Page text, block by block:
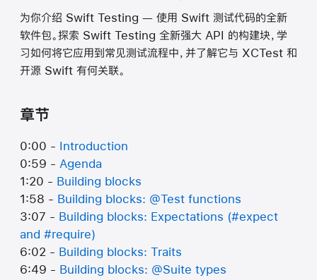
为你介绍 Swift Testing — 使用 Swift 测试代码的全新
软件包。探索 Swift Testing 全新强大 API 的构建块，学
习如何将它应用到常见测试流程中，并了解它与 XCTest 和
开源 Swift 有何关联。
章节
0:00 - Introduction
0:59 - Agenda
1:20 - Building blocks
1:58 - Building blocks: @Test functions
3:07 - Building blocks: Expectations (#expect
and #require)
6:02 - Building blocks: Traits
6:49 - Building blocks: @Suite types